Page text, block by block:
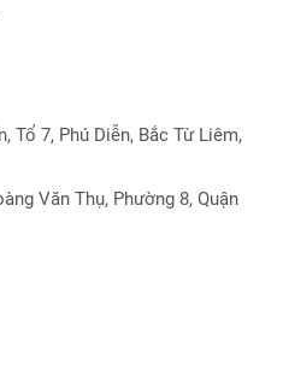
Tổ 7, Phú Diễn, Bắc Từ Liêm,
Văn Thụ, Phường 8, Quận